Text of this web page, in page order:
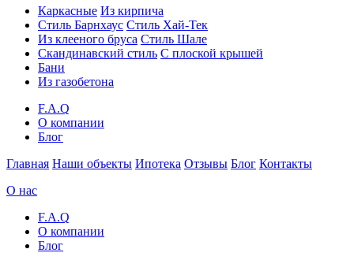
Каркасные Из кирпича
Cтиль Барнхаус Стиль Хай-Тек
Из клееного бруса Стиль Шале
Скандинавский стиль С плоской крышей
Бани
Из газобетона
F.A.Q
О компании
Блог
Главная Наши объекты Ипотека Отзывы Блог Контакты
О нас
F.A.Q
О компании
Блог